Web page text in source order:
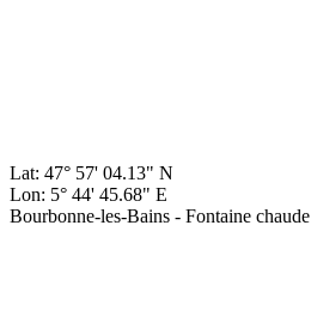
Lat: 47° 57' 04.13" N
Lon: 5° 44' 45.68" E
Bourbonne-les-Bains - Fontaine chaude